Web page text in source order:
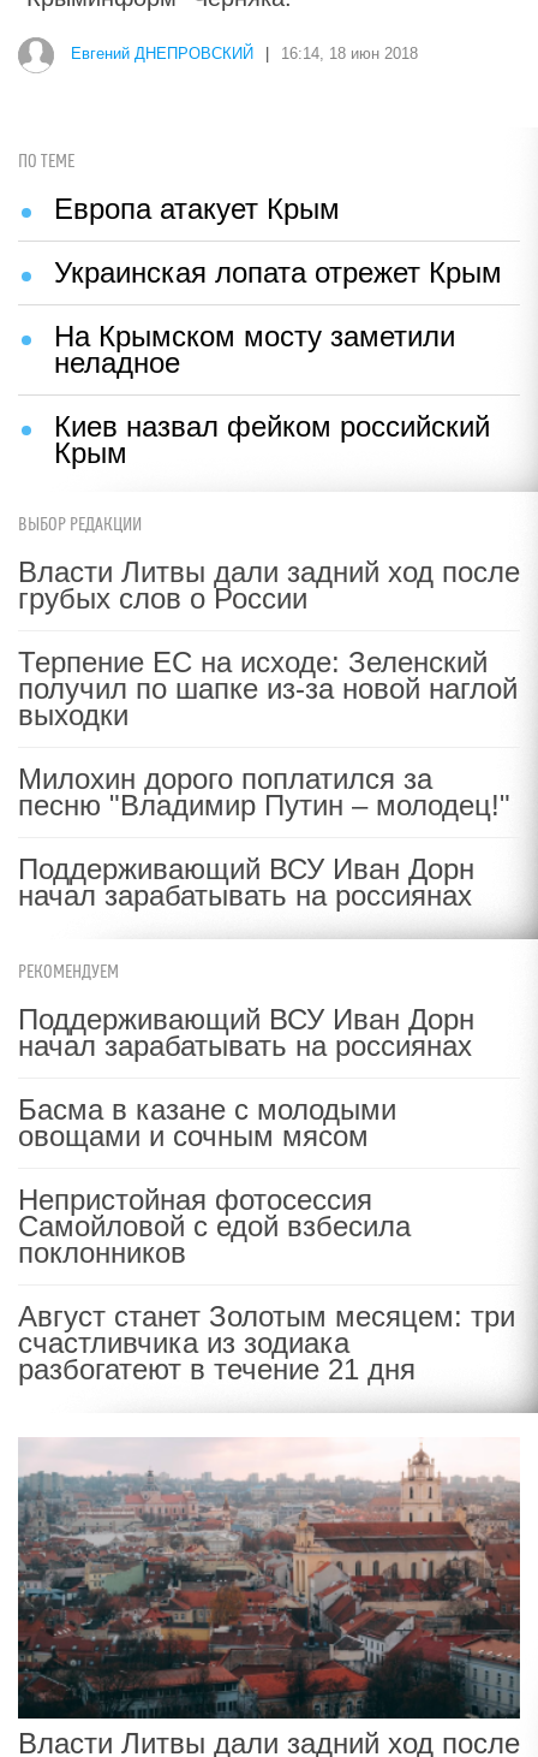
Евгений ДНЕПРОВСКИЙ 16:14, 18 июн 2018
ПО ТЕМЕ
Европа атакует Крым
Украинская лопата отрежет Крым
На Крымском мосту заметили
неладное
Киев назвал фейком российский
Крым
ВЫБОР РЕДАКЦИИ
Власти Литвы дали задний ход после
грубых слов о России
Терпение ЕС на исходе: Зеленский
получил по шапке из-за новой наглой
выходки
Милохин дорого поплатился за
песню "Владимир Путин – молодец!"
Поддерживающий ВСУ Иван Дорн
начал зарабатывать на россиянах
РЕКОМЕНДУЕМ
Поддерживающий ВСУ Иван Дорн
начал зарабатывать на россиянах
Басма в казане с молодыми
овощами и сочным мясом
Непристойная фотосессия
Самойловой с едой взбесила
поклонников
Август станет Золотым месяцем: три
счастливчика из зодиака
разбогатеют в течение 21 дня
Власти Литвы дали задний ход после